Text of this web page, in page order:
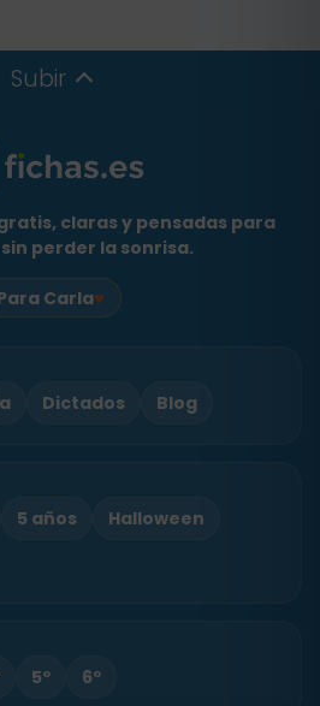
Subir
claras y pensadas para
perder la sonrisa.
Carla♥
Dictados Blog
5 años
Halloween
5º 6º